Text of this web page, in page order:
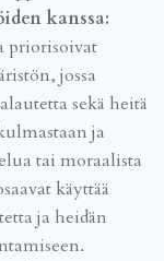
kanssa:
priorisoivat
jossa
sekä heitä
ja
tai moraalista
käyttää
ja heidän